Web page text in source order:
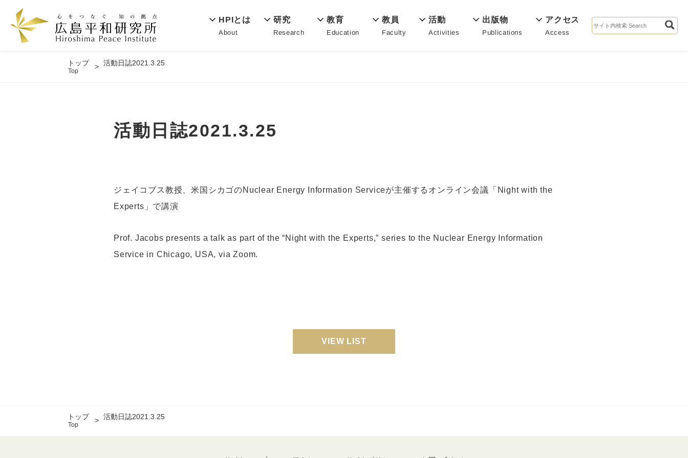
HPIとは
About
研究
Research
教育
Education
教員
Faculty
活動
Activities
出版物
Publications
アクセス
Access
トップ
Top
活動日誌2021.3.25
活動日誌2021.3.25
ジェイコブス教授、米国シカゴのNuclear Energy Information Serviceが主催するオンライン会議「Night with the
Experts」で講演
Prof. Jacobs presents a talk as part of the “Night with the Experts,” series to the Nuclear Energy Information
Service in Chicago, USA, via Zoom.
VIEW LIST
トップ
Top
活動日誌2021.3.25